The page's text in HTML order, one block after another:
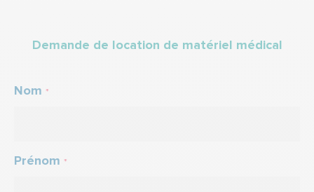
Demande de location de matériel médical
*
Nom
*
Prénom